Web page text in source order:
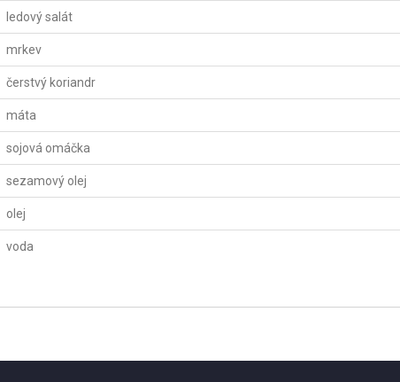
ledový salát
mrkev
čerstvý koriandr
máta
sojová omáčka
sezamový olej
olej
voda